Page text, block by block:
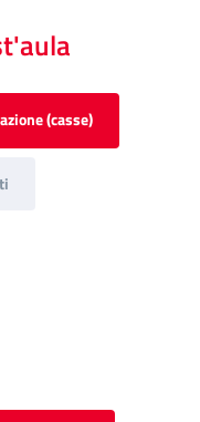
(casse)